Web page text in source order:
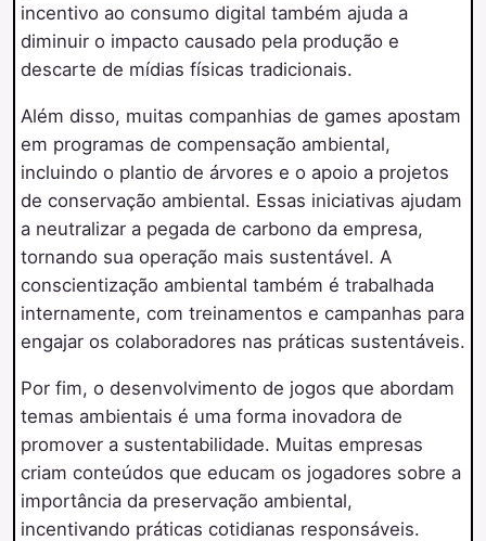
incentivo ao consumo digital também ajuda a
diminuir o impacto causado pela produção e
descarte de mídias físicas tradicionais.
Além disso, muitas companhias de games apostam
em programas de compensação ambiental,
incluindo o plantio de árvores e o apoio a projetos
de conservação ambiental. Essas iniciativas ajudam
a neutralizar a pegada de carbono da empresa,
tornando sua operação mais sustentável. A
conscientização ambiental também é trabalhada
internamente, com treinamentos e campanhas para
engajar os colaboradores nas práticas sustentáveis.
Por fim, o desenvolvimento de jogos que abordam
temas ambientais é uma forma inovadora de
promover a sustentabilidade. Muitas empresas
criam conteúdos que educam os jogadores sobre a
importância da preservação ambiental,
incentivando práticas cotidianas responsáveis.